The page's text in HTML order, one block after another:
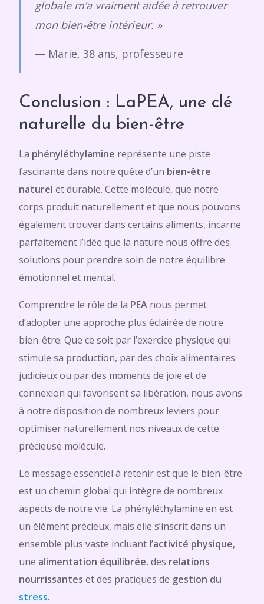
globale m’a vraiment aidée à retrouver
mon bien-être intérieur. »
— Marie, 38 ans, professeure
Conclusion : LaPEA, une clé
naturelle du bien-être
La phényléthylamine représente une piste
fascinante dans notre quête d’un bien-être
naturel et durable. Cette molécule, que notre
corps produit naturellement et que nous pouvons
également trouver dans certains aliments, incarne
parfaitement l’idée que la nature nous offre des
solutions pour prendre soin de notre équilibre
émotionnel et mental.
Comprendre le rôle de la PEA nous permet
d’adopter une approche plus éclairée de notre
bien-être. Que ce soit par l’exercice physique qui
stimule sa production, par des choix alimentaires
judicieux ou par des moments de joie et de
connexion qui favorisent sa libération, nous avons
à notre disposition de nombreux leviers pour
optimiser naturellement nos niveaux de cette
précieuse molécule.
Le message essentiel à retenir est que le bien-être
est un chemin global qui intègre de nombreux
aspects de notre vie. La phényléthylamine en est
un élément précieux, mais elle s’inscrit dans un
ensemble plus vaste incluant l’activité physique,
une alimentation équilibrée, des relations
nourrissantes et des pratiques de gestion du
stress.